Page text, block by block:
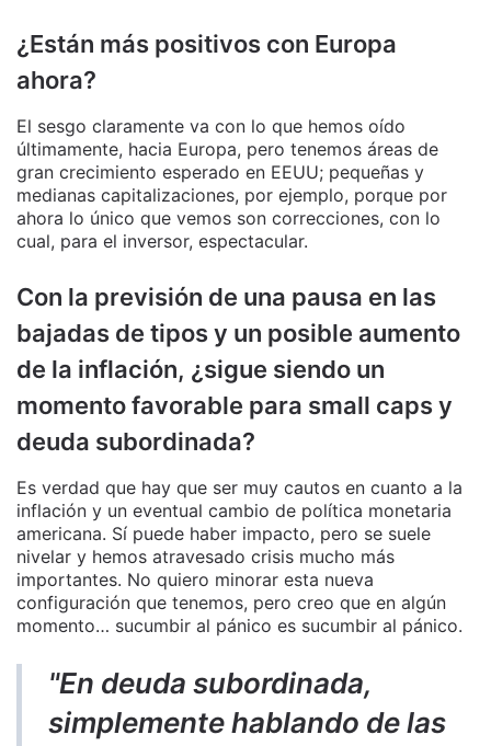
¿Están más positivos con Europa
ahora?
El sesgo claramente va con lo que hemos oído
últimamente, hacia Europa, pero tenemos áreas de
gran crecimiento esperado en EEUU; pequeñas y
medianas capitalizaciones, por ejemplo, porque por
ahora lo único que vemos son correcciones, con lo
cual, para el inversor, espectacular.
Con la previsión de una pausa en las
bajadas de tipos y un posible aumento
de la inflación, ¿sigue siendo un
momento favorable para small caps y
deuda subordinada?
Es verdad que hay que ser muy cautos en cuanto a la
inflación y un eventual cambio de política monetaria
americana. Sí puede haber impacto, pero se suele
nivelar y hemos atravesado crisis mucho más
importantes. No quiero minorar esta nueva
configuración que tenemos, pero creo que en algún
momento… sucumbir al pánico es sucumbir al pánico.
"En deuda subordinada,
simplemente hablando de las